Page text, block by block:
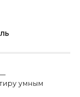
умным